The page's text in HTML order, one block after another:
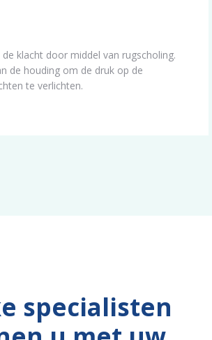
klacht door middel van rugscholing.
de houding om de druk op de
te verlichten.
specialisten